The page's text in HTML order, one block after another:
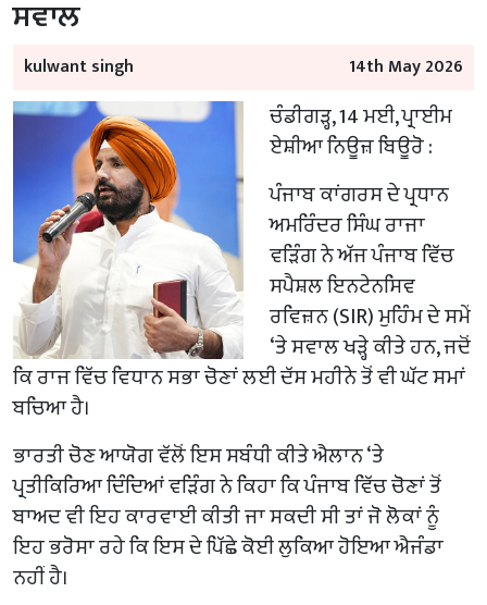
ਸਵਾਲ
kulwant singh 14th May 2026
ਚੰਡੀਗੜ੍ਹ, 14 ਮਈ, ਪ੍ਰਾਈਮ
ਏਸ਼ੀਆ ਨਿਊਜ਼ ਬਿਊਰੋ :
ਪੰਜਾਬ ਕਾਂਗਰਸ ਦੇ ਪ੍ਰਧਾਨ
ਅਮਰਿੰਦਰ ਸਿੰਘ ਰਾਜਾ
ਵੜਿੰਗ ਨੇ ਅੱਜ ਪੰਜਾਬ ਵਿੱਚ
ਸਪੈਸ਼ਲ ਇਨਟੇਨਸਿਵ
ਰਵਿਜ਼ਨ (SIR) ਮੁਹਿੰਮ ਦੇ ਸਮੇਂ
‘ਤੇ ਸਵਾਲ ਖੜ੍ਹੇ ਕੀਤੇ ਹਨ, ਜਦੋਂ
ਕਿ ਰਾਜ ਵਿੱਚ ਵਿਧਾਨ ਸਭਾ ਚੋਣਾਂ ਲਈ ਦੱਸ ਮਹੀਨੇ ਤੋਂ ਵੀ ਘੱਟ ਸਮਾਂ
ਬਚਿਆ ਹੈ।
ਭਾਰਤੀ ਚੋਣ ਆਯੋਗ ਵੱਲੋਂ ਇਸ ਸਬੰਧੀ ਕੀਤੇ ਐਲਾਨ ‘ਤੇ
ਪ੍ਰਤੀਕਿਰਿਆ ਦਿੰਦਿਆਂ ਵੜਿੰਗ ਨੇ ਕਿਹਾ ਕਿ ਪੰਜਾਬ ਵਿੱਚ ਚੋਣਾਂ ਤੋਂ
ਬਾਅਦ ਵੀ ਇਹ ਕਾਰਵਾਈ ਕੀਤੀ ਜਾ ਸਕਦੀ ਸੀ ਤਾਂ ਜੋ ਲੋਕਾਂ ਨੂੰ
ਇਹ ਭਰੋਸਾ ਰਹੇ ਕਿ ਇਸ ਦੇ ਪਿੱਛੇ ਕੋਈ ਲੁਕਿਆ ਹੋਇਆ ਐਜੰਡਾ
ਨਹੀਂ ਹੈ।